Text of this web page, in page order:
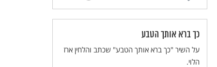
כך ברא אותך הטבע
על השיר "כך ברא אותך הטבע" שכתב והלחין ארז
הלוי.